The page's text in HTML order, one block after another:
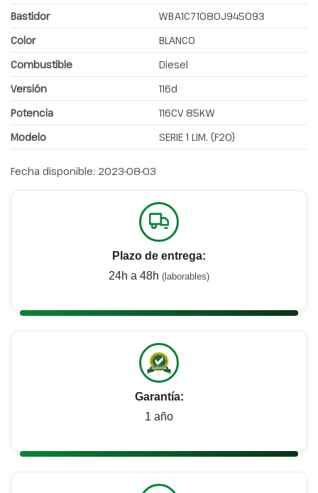
Bastidor
WBA1C71080J945093
Color
BLANCO
Combustible
Diesel
Versión
116d
Potencia
116CV 85KW
Modelo
SERIE 1 LIM. (F20)
Fecha disponible: 2023-08-03
Plazo de entrega:
24h a 48h (laborables)
Garantía:
1 año